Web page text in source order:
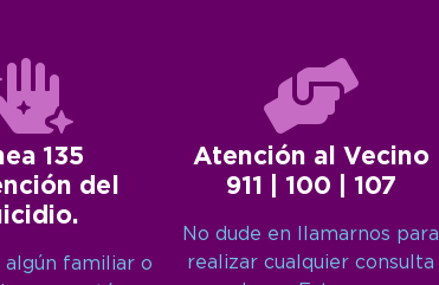
135
del
algún familiar o
Atención al Vecino
911 | 100 | 107
No dude en llamarnos para
realizar cualquier consulta